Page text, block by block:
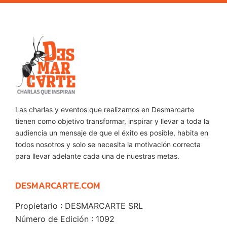
Las charlas y eventos que realizamos en Desmarcarte
tienen como objetivo transformar, inspirar y llevar a toda la
audiencia un mensaje de que el éxito es posible, habita en
todos nosotros y solo se necesita la motivación correcta
para llevar adelante cada una de nuestras metas.
DESMARCARTE.COM
Propietario : DESMARCARTE SRL
Número de Edición : 1092